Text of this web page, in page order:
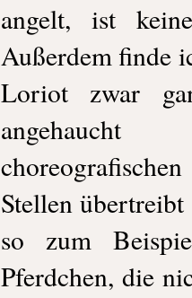
angelt, ist
Außerdem finde
Loriot zwar
Stellen
so zum
Pferdchen, die